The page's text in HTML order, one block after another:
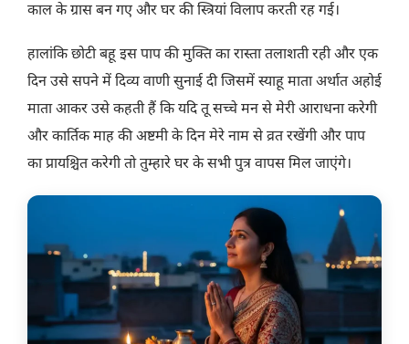
काल के ग्रास बन गए और घर की स्त्रियां विलाप करती रह गई।
हालांकि छोटी बहू इस पाप की मुक्ति का रास्ता तलाशती रही और एक
दिन उसे सपने में दिव्य वाणी सुनाई दी जिसमें स्याहू माता अर्थात अहोई
माता आकर उसे कहती हैं कि यदि तू सच्चे मन से मेरी आराधना करेगी
और कार्तिक माह की अष्टमी के दिन मेरे नाम से व्रत रखेंगी और पाप
का प्रायश्चित करेगी तो तुम्हारे घर के सभी पुत्र वापस मिल जाएंगे।